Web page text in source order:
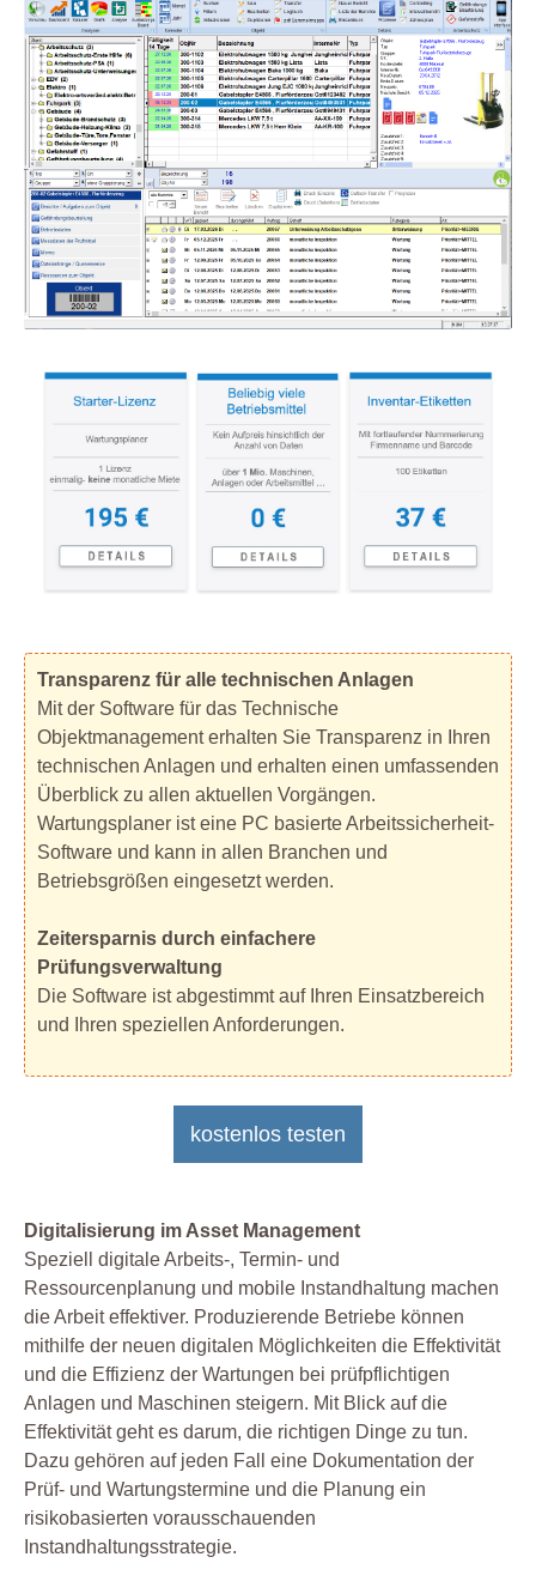
Transparenz für alle technischen Anlagen
Mit der Software für das Technische
Objektmanagement erhalten Sie Transparenz in Ihren
technischen Anlagen und erhalten einen umfassenden
Überblick zu allen aktuellen Vorgängen.
Wartungsplaner ist eine PC basierte Arbeitssicherheit-
Software und kann in allen Branchen und
Betriebsgrößen eingesetzt werden.
Zeitersparnis durch einfachere
Prüfungsverwaltung
Die Software ist abgestimmt auf Ihren Einsatzbereich
und Ihren speziellen Anforderungen.
kostenlos testen
Digitalisierung im Asset Management
Speziell digitale Arbeits-, Termin- und
Ressourcenplanung und mobile Instandhaltung machen
die Arbeit effektiver. Produzierende Betriebe können
mithilfe der neuen digitalen Möglichkeiten die Effektivität
und die Effizienz der Wartungen bei prüfpflichtigen
Anlagen und Maschinen steigern. Mit Blick auf die
Effektivität geht es darum, die richtigen Dinge zu tun.
Dazu gehören auf jeden Fall eine Dokumentation der
Prüf- und Wartungstermine und die Planung ein
risikobasierten vorausschauenden
Instandhaltungsstrategie.